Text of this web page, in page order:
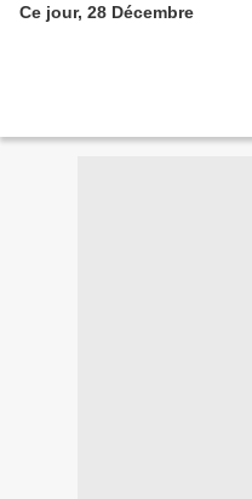
Ce jour, 28 Décembre